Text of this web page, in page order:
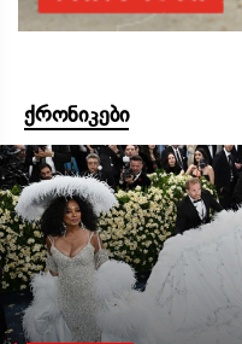
ქრონიკები